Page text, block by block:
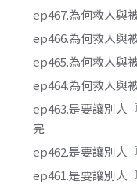
ep467.為何救人與
ep466.為何救人與
ep465.為何救人與
ep464.為何救人與
ep463.是要讓別人
完
ep462.是要讓別人
ep461.是要讓別人